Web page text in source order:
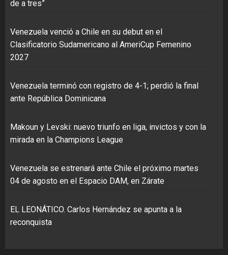
de a tres”
Venezuela venció a Chile en su debut en el
Clasificatorio Sudamericano al AmeriCup Femenino
2027
Venezuela terminó con registro de 4-1; perdió la final
ante República Dominicana
Makoun y Levski: nuevo triunfo en liga, invictos y con la
mirada en la Champions League
Venezuela se estrenará ante Chile el próximo martes
04 de agosto en el Espacio DAM, en Zárate
EL LEONÁTICO. Carlos Hernández se apunta a la
reconquista